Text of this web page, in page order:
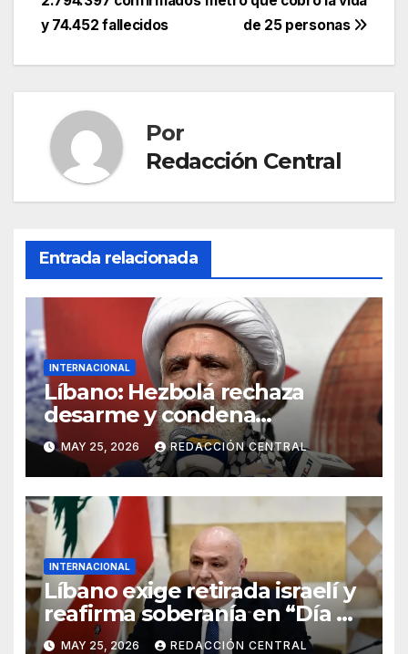
de 25 personas
y 74.452 fallecidos
Por
Redacción Central
Entrada relacionada
INTERNACIONAL
Líbano: Hezbolá rechaza
desarme y condena
injerencia de EE.UU.
MAY 25, 2026 REDACCIÓN CENTRAL
INTERNACIONAL
Líbano exige retirada israelí y
reafirma soberanía en “Día de
la Resistencia y la Liberación”
MAY 25, 2026 REDACCIÓN CENTRAL